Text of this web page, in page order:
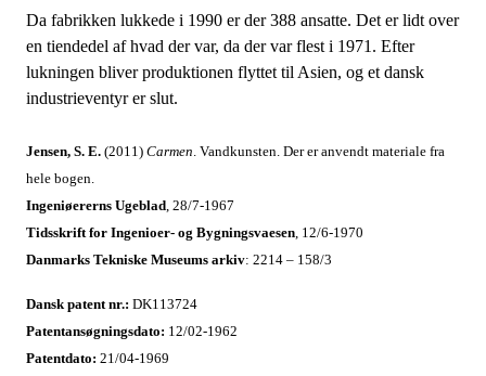
Da fabrikken lukkede i 1990 er der 388 ansatte. Det er lidt over
en tiendedel af hvad der var, da der var flest i 1971. Efter
lukningen bliver produktionen flyttet til Asien, og et dansk
industrieventyr er slut.
Jensen, S. E. (2011) Carmen. Vandkunsten. Der er anvendt materiale fra
hele bogen.
Ingeniøererns Ugeblad, 28/7-1967
Tidsskrift for Ingenioer- og Bygningsvaesen, 12/6-1970
Danmarks Tekniske Museums arkiv: 2214 – 158/3
Dansk patent nr.: DK113724
Patentansøgningsdato: 12/02-1962
Patentdato: 21/04-1969